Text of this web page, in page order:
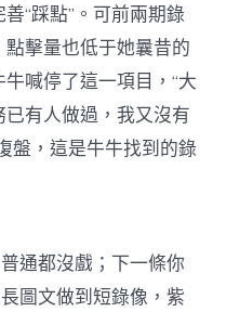
“踩點”。可前兩期錄
擊量也低于她曩昔的
喊停了這一項目，“大
有人做過，我又沒有
盤，這是牛牛找到的錄
通都沒戲；下一條你
長圖文做到短錄像，紫